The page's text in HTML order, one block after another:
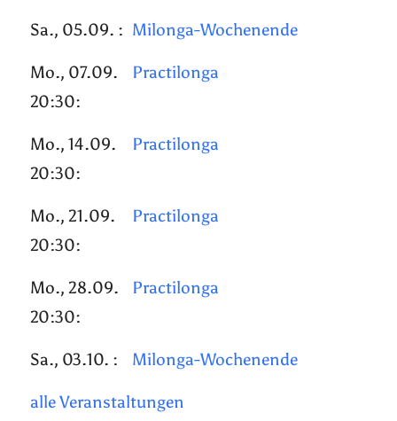
Sa., 05.09. : Milonga-Wochenende
Mo., 07.09.
20:30:
Practilonga
Mo., 14.09.
20:30:
Practilonga
Mo., 21.09.
20:30:
Practilonga
Mo., 28.09.
20:30:
Practilonga
Sa., 03.10. : Milonga-Wochenende
alle Veranstaltungen